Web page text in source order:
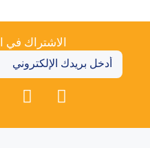
الاشتراك في